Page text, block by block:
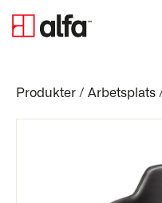
Produkter / Arbetsplats